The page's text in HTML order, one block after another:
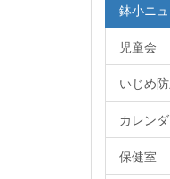
鉢小ニ
児童会
いじめ
カレン
保健室